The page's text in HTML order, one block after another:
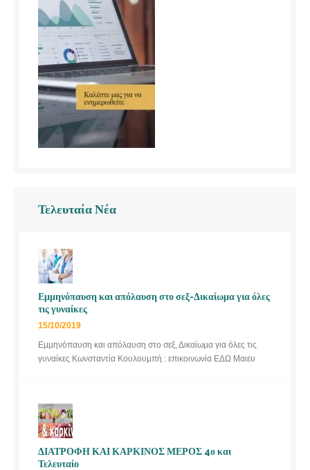
Τελευταία Νέα
Εμμηνόπαυση και απόλαυση στο σεξ-Δικαίωμα για όλες
τις γυναίκες
15/10/2019
Εμμηνόπαυση και απόλαυση στο σεξ, Δικαίωμα για όλες τις
γυναίκες Κωνσταντία Κουλουμπή : επικοινωνία ΕΔΩ Μαιευ
ΔΙΑΤΡΟΦΗ ΚΑΙ ΚΑΡΚΙΝΟΣ ΜΕΡΟΣ 4ο και
Τελευταίο